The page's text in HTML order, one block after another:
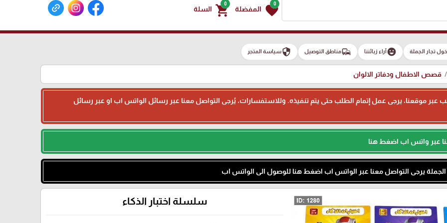
0
favorite المفضلة
0
shopping_cart السلة
تجار الجملة emoji_emotions آراء زبائننا commuteمناطق التوصيل securityسياسة المتجر
قصص الاطفال ودفاتر الالوان
طلب عبر موقعنا، يرجى عمل إتمام الطلب حتى يتم تنفيذه. وللاستفسارات، يُرجى التواصل معنا عبر رسائل الواتس اب او عبر رسائل
عبر واتس اب اضغط هنا
الجملة يرجى التواصل معنا عبر الواتس اب اضغط هنا للوصول الى الواتس اب
سلسلة اختبار الذكاء